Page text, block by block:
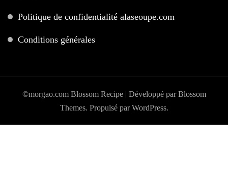
Politique de confidentialité alaseoupe.com
Conditions générales
©morgao.comBlossom Recipe | Développé parBlossom
Themes. Propulsé parWordPress.